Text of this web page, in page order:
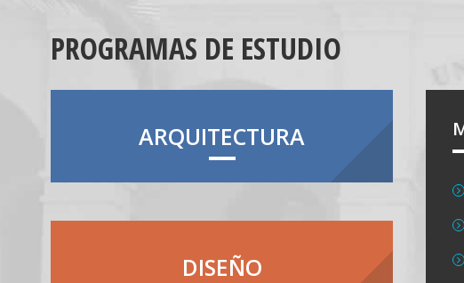
PROGRAMAS DE ESTUDIO
ARQUITECTURA
DISEÑO